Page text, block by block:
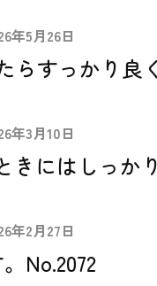
年5月26日
らすっかり良
年3月10日
きにはしっか
年2月27日
No.2072